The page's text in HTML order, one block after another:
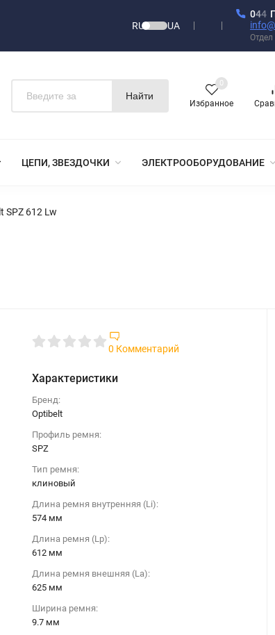
RU UA
044
Найти
Избранное
0
ЦЕПИ, ЗВЕЗДОЧКИ ЭЛЕКТРООБОРУДОВАНИЕ
SPZ 612 Lw
0 Комментарий
Характеристики
Бренд:
Optibelt
Профиль ремня:
SPZ
Тип ремня:
клиновый
Длина ремня внутренняя (Li):
574 мм
Длина ремня (Lp):
612 мм
Длина ремня внешняя (La):
625 мм
Ширина ремня:
9.7 мм